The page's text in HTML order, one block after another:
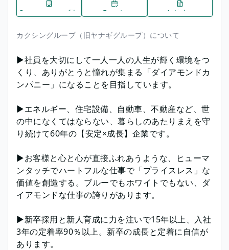
Company profile Events Articles
カクシングループ（旧ヤナギグループ）について
▶︎社員を大切にして一人一人の人生が輝く環境をつ
くり、ありがとうと憧れが集まる「ダイアモンドカ
ンパニー」になることを目指しています。
▶︎エネルギー、住宅設備、自動車、不動産など、世
の中になくてはならない、暮らしのあたりまえを守
り続けて60年の【安定×成長】企業です。
▶︎お客様と心と心が直接ふれあうような、ヒューマ
ンタッチでハートフルな仕事で「プライスレス」な
価値を創造する。ブルーでもホワイトでもない、ダ
イアモンドな仕事の誇りがあります。
▶︎新卒採用と新人育成に力を注いで15年以上、入社
3年の定着率90％以上。新卒の成長と定着に自信が
あります。